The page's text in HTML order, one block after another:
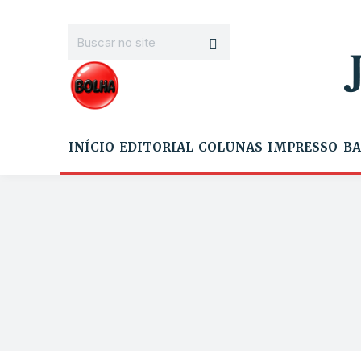
INÍCIO EDITORIAL COLUNAS IMPRESSO